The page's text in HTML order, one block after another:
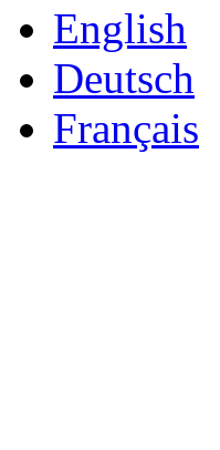
English
Deutsch
Français